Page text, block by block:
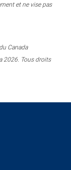
et ne vise pas
Canada
2026. Tous droits